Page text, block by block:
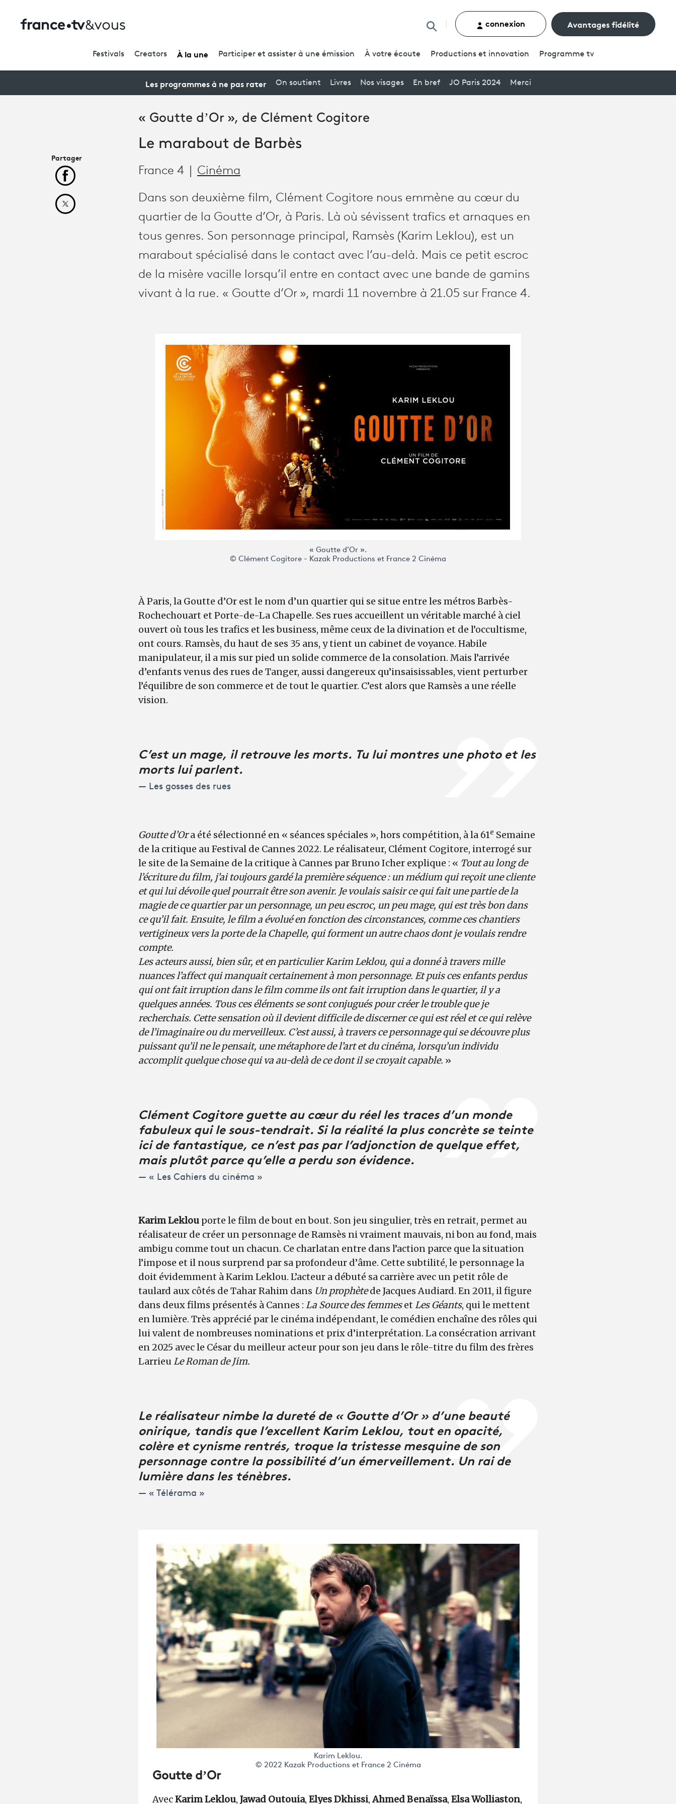
Rechercher un contenu
connexion Avantages fidélité
Festivals Creators À la une Participer et assister à une émission À votre écoute Productions et innovation Programme tv
Les programmes à ne pas rater On soutient Livres Nos visages En bref JO Paris 2024 Merci
« Goutte d’Or », de Clément Cogitore
Le marabout de Barbès
France 4 Cinéma
Dans son deuxième film, Clément Cogitore nous emmène au cœur du
quartier de la Goutte d’Or, à Paris. Là où sévissent trafics et arnaques en
tous genres. Son personnage principal, Ramsès (Karim Leklou), est un
marabout spécialisé dans le contact avec l’au-delà. Mais ce petit escroc
de la misère vacille lorsqu’il entre en contact avec une bande de gamins
vivant à la rue. « Goutte d’Or », mardi 11 novembre à 21.05 sur France 4.
« Goutte d’Or ».
© Clément Cogitore - Kazak Productions et France 2 Cinéma
À Paris, la Goutte d’Or est le nom d’un quartier qui se situe entre les métros Barbès-
Rochechouart et Porte-de-La Chapelle. Ses rues accueillent un véritable marché à ciel
ouvert où tous les trafics et les business, même ceux de la divination et de l’occultisme,
ont cours. Ramsès, du haut de ses 35 ans, y tient un cabinet de voyance. Habile
manipulateur, il a mis sur pied un solide commerce de la consolation. Mais l’arrivée
d’enfants venus des rues de Tanger, aussi dangereux qu’insaisissables, vient perturber
l’équilibre de son commerce et de tout le quartier. C’est alors que Ramsès a une réelle
vision.
C’est un mage, il retrouve les morts. Tu lui montres une photo et les
morts lui parlent.
Les gosses des rues
Goutte d’Ora été sélectionné en « séances spéciales », hors compétition, à la 61e Semaine
de la critique au Festival de Cannes 2022. Le réalisateur, Clément Cogitore, interrogé sur
le site de la Semaine de la critique à Cannes par Bruno Icher explique : « Tout au long de
l’écriture du film, j’ai toujours gardé la première séquence : un médium qui reçoit une cliente
et qui lui dévoile quel pourrait être son avenir. Je voulais saisir ce qui fait une partie de la
magie de ce quartier par un personnage, un peu escroc, un peu mage, qui est très bon dans
ce qu’il fait. Ensuite, le film a évolué en fonction des circonstances, comme ces chantiers
vertigineux vers la porte de la Chapelle, qui forment un autre chaos dont je voulais rendre
compte.
Les acteurs aussi, bien sûr, et en particulier Karim Leklou, qui a donné à travers mille
nuances l’affect qui manquait certainement à mon personnage. Et puis ces enfants perdus
qui ont fait irruption dans le film comme ils ont fait irruption dans le quartier, il y a
quelques années. Tous ces éléments se sont conjugués pour créer le trouble que je
recherchais. Cette sensation où il devient difficile de discerner ce qui est réel et ce qui relève
de l’imaginaire ou du merveilleux. C’est aussi, à travers ce personnage qui se découvre plus
puissant qu’il ne le pensait, une métaphore de l’art et du cinéma, lorsqu’un individu
accomplit quelque chose qui va au-delà de ce dont il se croyait capable. »
Clément Cogitore guette au cœur du réel les traces d’un monde
fabuleux qui le sous-tendrait. Si la réalité la plus concrète se teinte
ici de fantastique, ce n’est pas par l’adjonction de quelque effet,
mais plutôt parce qu’elle a perdu son évidence.
« Les Cahiers du cinéma »
Karim Leklou porte le film de bout en bout. Son jeu singulier, très en retrait, permet au
réalisateur de créer un personnage de Ramsès ni vraiment mauvais, ni bon au fond, mais
ambigu comme tout un chacun. Ce charlatan entre dans l’action parce que la situation
l’impose et il nous surprend par sa profondeur d’âme. Cette subtilité, le personnage la
doit évidemment à Karim Leklou. L’acteur a débuté sa carrière avec un petit rôle de
taulard aux côtés de Tahar Rahim dans Un prophètede Jacques Audiard. En 2011, il figure
dans deux films présentés à Cannes : La Source des femmeset Les Géants, qui le mettent
en lumière. Très apprécié par le cinéma indépendant, le comédien enchaîne des rôles qui
lui valent de nombreuses nominations et prix d’interprétation. La consécration arrivant
en 2025 avec le César du meilleur acteur pour son jeu dans le rôle-titre dufilm des frères
LarrieuLe Roman de Jim.
Le réalisateur nimbe la dureté de «Goutte d’Or » d’une beauté
onirique, tandis que l’excellent Karim Leklou, tout en opacité,
colère et cynisme rentrés, troque la tristesse mesquine de son
personnage contre la possibilité d’un émerveillement. Un rai de
lumière dans les ténèbres.
« Télérama »
Karim Leklou.
© 2022 Kazak Productions et France 2 Cinéma
Goutte d’Or
AvecKarim Leklou, Jawad Outouia, Elyes Dkhissi,Ahmed Benaïssa, Elsa Wolliaston,
Partager
Partager cet article sur Facebook
Partager cet article sur X